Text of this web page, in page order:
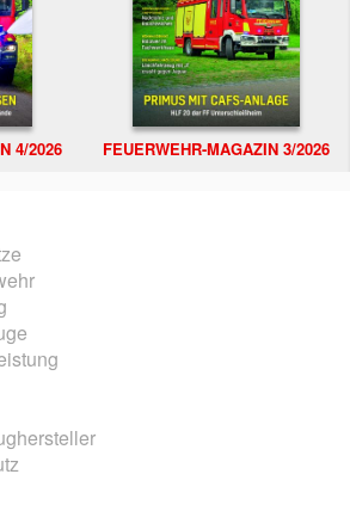
4/2026 FEUERWEHR-MAGAZIN 3/2026